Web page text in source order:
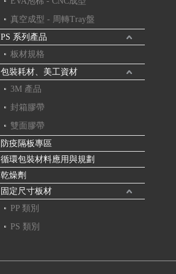
真空成型 - 周轉Tray盤
PS 系列產品
板材規格
包裝耗材、美工資材
3M 產品
封箱膠帶
雙面膠帶
防疫隔板專區
循環包裝材料應用與規劃
乾燥劑
固定尺寸板材
PP 類別
PS 類別